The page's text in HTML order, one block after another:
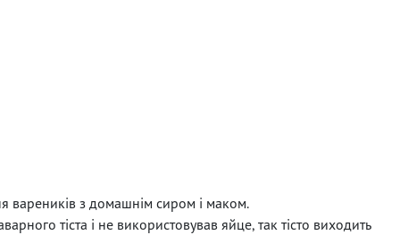
вареників з домашнім сиром і маком.
тіста і не використовував яйце, так тісто виходить